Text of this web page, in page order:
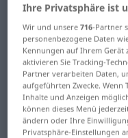
Deutsch-
Deutsch-
Übersetzung
Ihre Privatsphäre ist
Wir und unsere716-Partner
personenbezogene Daten
Kennungen auf Ihrem Gerät
aktivieren Sie Tracking-
Partner verarbeiten Daten,
aufgeführten Zwecke. Wenn
Inhalte und Anzeigen
können dieses Menü
ändern oder Ihre
Privatsphäre-Einstellungen